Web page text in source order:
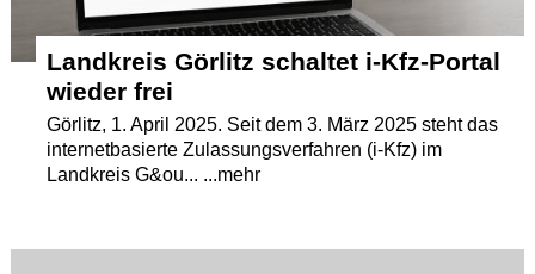
Landkreis Görlitz schaltet i-Kfz-Portal
wieder frei
Görlitz, 1. April 2025. Seit dem 3. März 2025 steht das
internetbasierte Zulassungsverfahren (i-Kfz) im
Landkreis G&ou... ...mehr